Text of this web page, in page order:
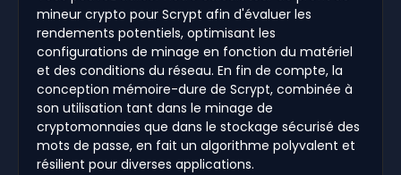
mineur crypto pour Scrypt afin d'évaluer les
rendements potentiels, optimisant les
configurations de minage en fonction du matériel
et des conditions du réseau. En fin de compte, la
conception mémoire-dure de Scrypt, combinée à
son utilisation tant dans le minage de
cryptomonnaies que dans le stockage sécurisé des
mots de passe, en fait un algorithme polyvalent et
résilient pour diverses applications.